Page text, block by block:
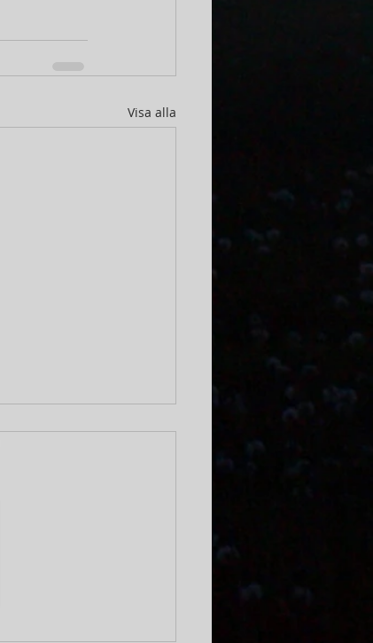
Visa alla